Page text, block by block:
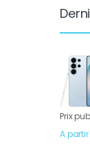
Prix
A